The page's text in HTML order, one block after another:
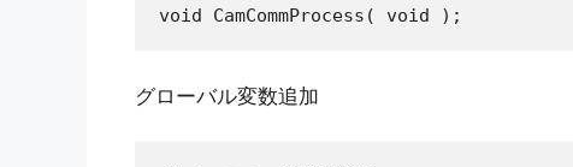
void CamCommProcess( void );
グローバル変数追加